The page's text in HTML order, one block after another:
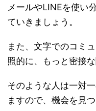
メールやLINEを使い
ていきましょう。
また、文字でのコミ
照的に、もっと密接
そのような人は一対
ますので、機会を見